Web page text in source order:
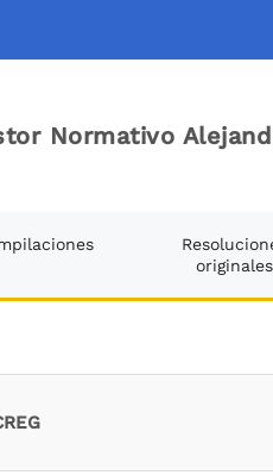
Normativo
originales